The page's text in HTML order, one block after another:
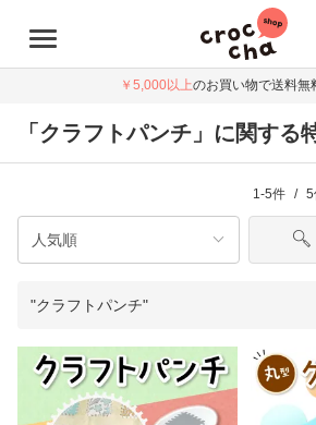
￥5,000以上のお買い物で送料無
「クラフトパンチ」に関する
1-5件 5
"クラフトパンチ"